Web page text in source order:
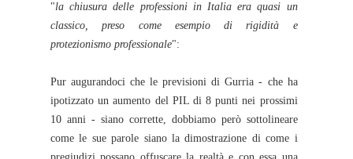
"la chiusura delle professioni in Italia era quasi un
classico, preso come esempio di rigidità e
protezionismo professionale":
Pur augurandoci che le previsioni di Gurria - che ha
ipotizzato un aumento del PIL di 8 punti nei prossimi
10 anni - siano corrette, dobbiamo però sottolineare
come le sue parole siano la dimostrazione di come i